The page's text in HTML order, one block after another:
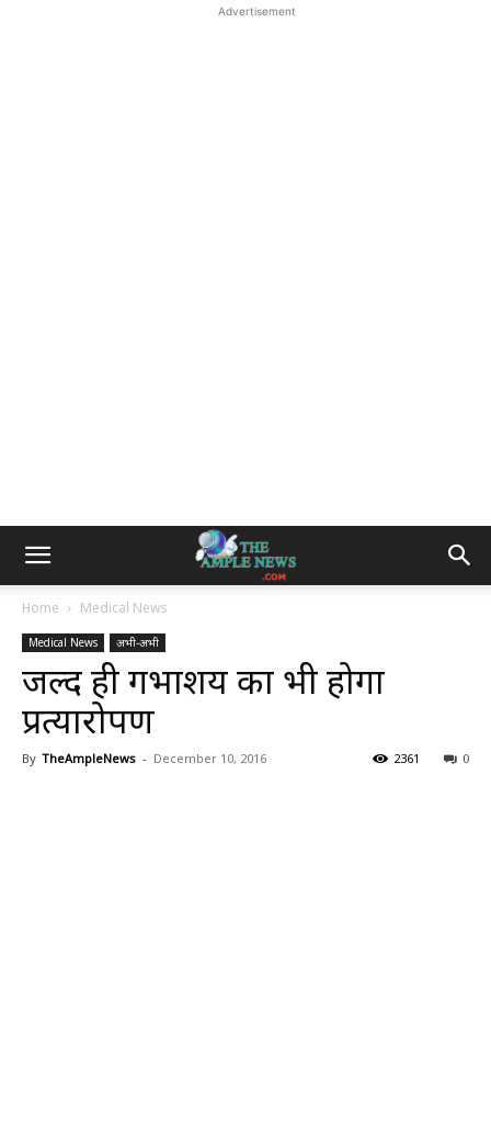
Advertisement
Home Medical News
Medical News अभी-अभी
जल्द ही गर्भाशय का भी होगा
प्रत्यारोपण
By TheAmpleNews - December 10, 2016 0
2361